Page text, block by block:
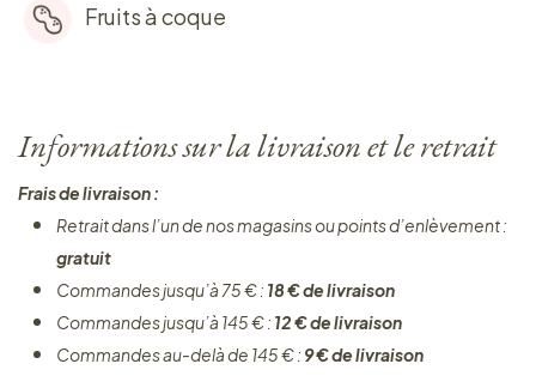
Fruits à coque
Informations sur la livraison et le retrait
Frais de livraison :
Retrait dans l’un de nos magasins ou points d’enlèvement :
gratuit
Commandes jusqu’à 75 € : 18 € de livraison
Commandes jusqu’à 145 € : 12 € de livraison
Commandes au-delà de 145 € : 9 € de livraison